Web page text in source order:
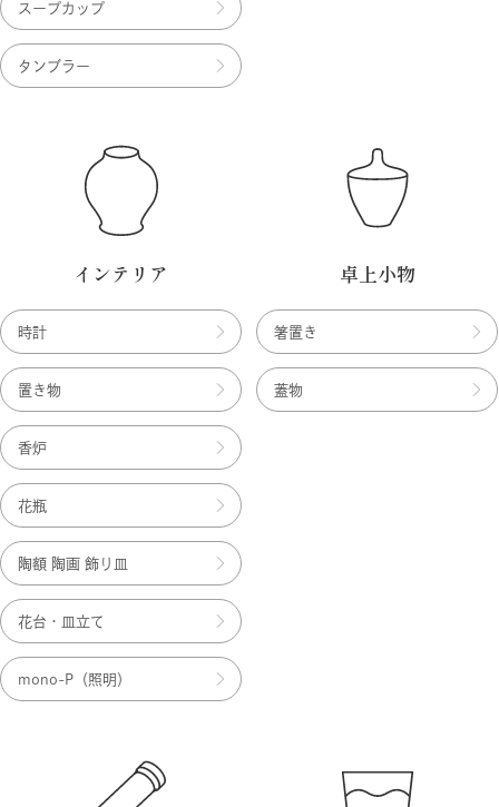
スープカップ
タンブラー
インテリア
時計
置き物
香炉
花瓶
陶額 陶画 飾り皿
花台・皿立て
mono-P（照明）
卓上小物
箸置き
蓋物